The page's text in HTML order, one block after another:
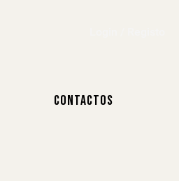
CONTACTOS